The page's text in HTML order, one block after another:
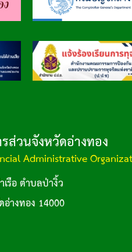
ส่วนจังหวัดอ่างทอง
Administrative
รือ ตำบลป่างิ้ว
อ่างทอง 14000